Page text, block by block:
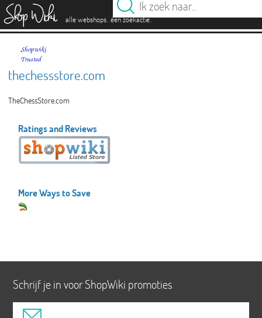
alle webshops. één zoekactie.
thechessstore.com
TheChessStore.com
Ratings and Reviews
More Ways to Save
Schrijf je in voor ShopWiki promoties